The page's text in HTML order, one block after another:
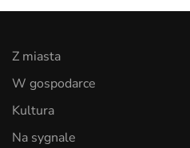
Z miasta
W gospodarce
Kultura
Na sygnale